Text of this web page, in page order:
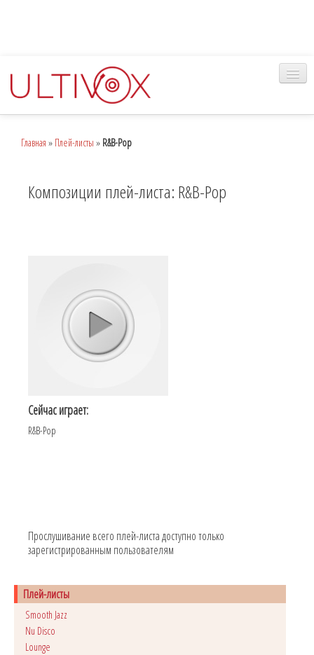
Главная
Наш сервис
Главная » Плей-листы » R&B-Pop
Композиции плей-листа: R&B-Pop
Сейчас играет:
R&B-Pop
Прослушивание всего плей-листа доступно только
зарегистрированным пользователям
Плей-листы
Smooth Jazz
Nu Disco
Lounge